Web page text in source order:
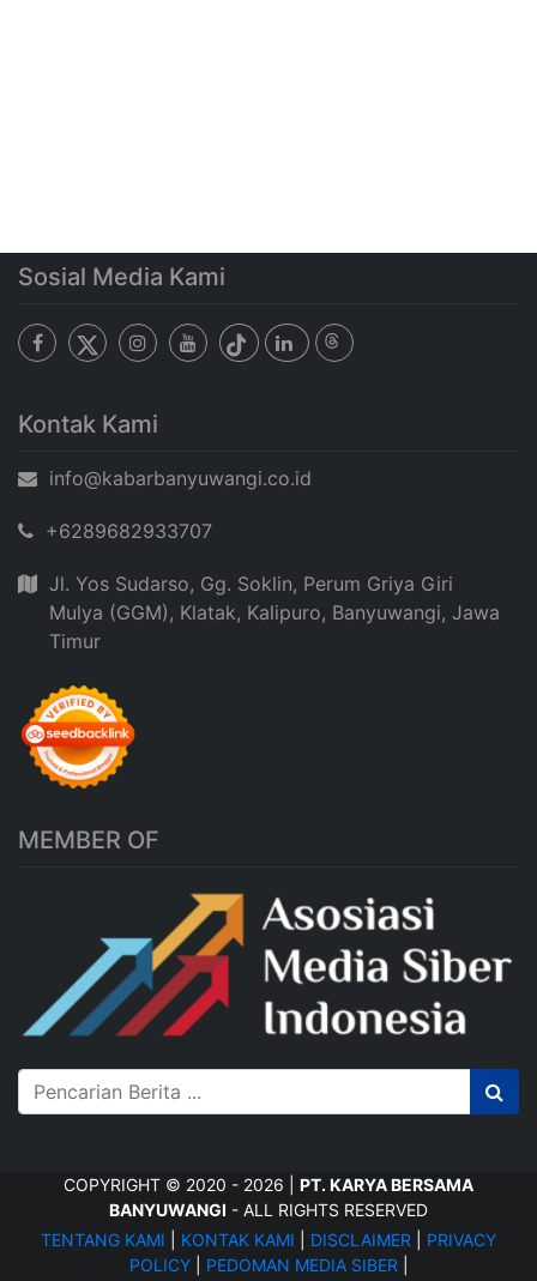
Sosial Media Kami
Kontak Kami
info@kabarbanyuwangi.co.id
+6289682933707
Jl. Yos Sudarso, Gg. Soklin, Perum Griya Giri
Mulya (GGM), Klatak, Kalipuro, Banyuwangi, Jawa
Timur
MEMBER OF
COPYRIGHT © 2020 - 2026 | PT. KARYA BERSAMA
BANYUWANGI - ALL RIGHTS RESERVED
TENTANG KAMI
KONTAK KAMI DISCLAIMER
PRIVACY
POLICY| PEDOMAN MEDIA SIBER